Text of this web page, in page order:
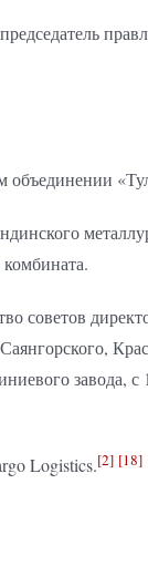
советов
завода,
Logistics.[2] [18]